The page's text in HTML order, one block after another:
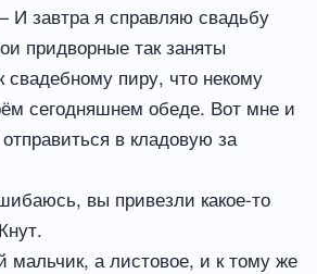
И завтра я справляю свадьбу
придворные так заняты
свадебному пиру, что некому
сегодняшнем обеде. Вот мне и
в кладовую за
вы привезли какое-то
а листовое, и к тому же